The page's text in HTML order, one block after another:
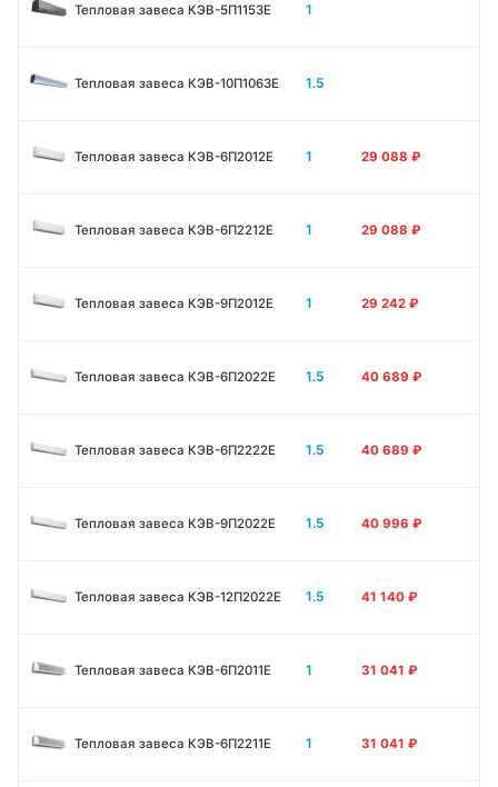
Тепловая завеса КЭВ-5П1153E 1
Тепловая завеса КЭВ-10П1063E 1.5
Тепловая завеса КЭВ-6П2012Е 1 29 088 ₽
Тепловая завеса КЭВ-6П2212Е 1 29 088 ₽
Тепловая завеса КЭВ-9П2012Е 1 29 242 ₽
Тепловая завеса КЭВ-6П2022Е 1.5 40 689 ₽
Тепловая завеса КЭВ-6П2222Е 1.5 40 689 ₽
Тепловая завеса КЭВ-9П2022Е 1.5 40 996 ₽
Тепловая завеса КЭВ-12П2022Е 1.5 41 140 ₽
Тепловая завеса КЭВ-6П2011E 1 31 041 ₽
Тепловая завеса КЭВ-6П2211E 1 31 041 ₽